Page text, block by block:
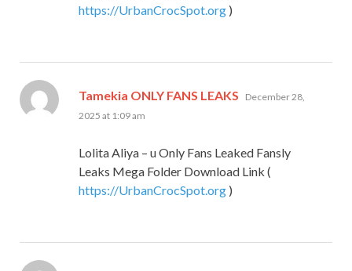
https://UrbanCrocSpot.org )
Tamekia ONLY FANS LEAKS says:
December 28,
2025 at 1:09 am
Lolita Aliya – u Only Fans Leaked Fansly
Leaks Mega Folder Download Link (
https://UrbanCrocSpot.org )